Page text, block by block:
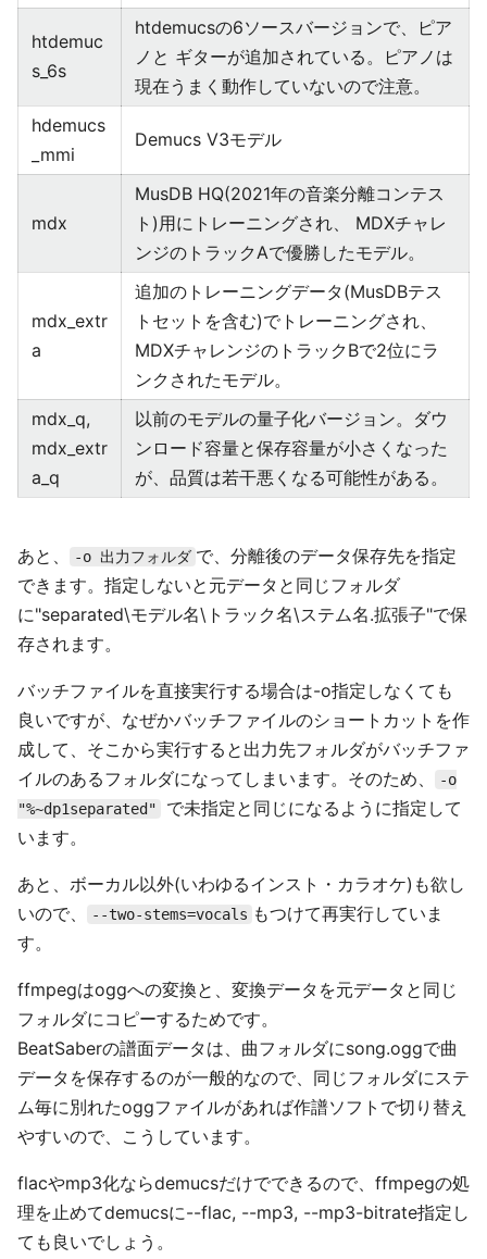
htdemuc
s_6s
htdemucsの6ソースバージョンで、ピア
ノと ギターが追加されている。ピアノは
現在うまく動作していないので注意。
hdemucs
_mmi
Demucs V3モデル
mdx
MusDB HQ(2021年の音楽分離コンテス
ト)用にトレーニングされ、 MDXチャレ
ンジのトラックAで優勝したモデル。
mdx_extr
a
追加のトレーニングデータ(MusDBテス
トセットを含む)でトレーニングされ、
MDXチャレンジのトラックBで2位にラ
ンクされたモデル。
mdx_q,
mdx_extr
a_q
以前のモデルの量子化バージョン。ダウ
ンロード容量と保存容量が小さくなった
が、品質は若干悪くなる可能性がある。
あと、 -o 出力フォルダ で、分離後のデータ保存先を指定
できます。指定しないと元データと同じフォルダ
に"separated\モデル名\トラック名\ステム名.拡張子"で保
存されます。
バッチファイルを直接実行する場合は-o指定しなくても
良いですが、なぜかバッチファイルのショートカットを作
成して、そこから実行すると出力先フォルダがバッチファ
イルのあるフォルダになってしまいます。そのため、
-o
"%~dp1separated"
で未指定と同じになるように指定して
います。
あと、ボーカル以外(いわゆるインスト・カラオケ)も欲し
いので、
--two-stems=vocals もつけて再実行していま
す。
ffmpegはoggへの変換と、変換データを元データと同じ
フォルダにコピーするためです。
BeatSaberの譜面データは、曲フォルダにsong.oggで曲
データを保存するのが一般的なので、同じフォルダにステ
ム毎に別れたoggファイルがあれば作譜ソフトで切り替え
やすいので、こうしています。
flacやmp3化ならdemucsだけでできるので、ffmpegの処
理を止めてdemucsに--flac, --mp3, --mp3-bitrate指定し
ても良いでしょう。